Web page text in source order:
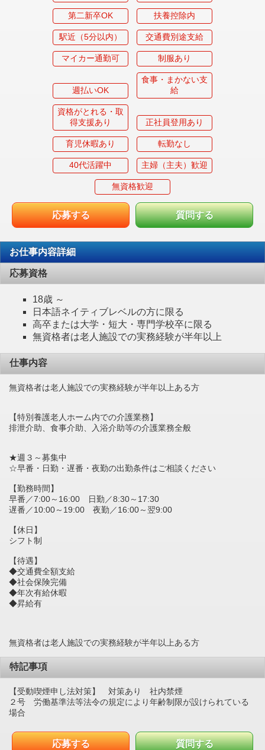
第二新卒OK 扶養控除内
駅近（5分以内） 交通費別途支給
マイカー通勤可 制服あり
週払いOK
食事・まかない支
給
資格がとれる・取
得支援あり
正社員登用あり
育児休暇あり 転勤なし
40代活躍中 主婦（主夫）歓迎
無資格歓迎
応募する 質問する
お仕事内容詳細
応募資格
18歳 ～
日本語ネイティブレベルの方に限る
高卒または大学・短大・専門学校卒に限る
無資格者は老人施設での実務経験が半年以上
仕事内容
無資格者は老人施設での実務経験が半年以上ある方
【特別養護老人ホーム内での介護業務】
排泄介助、食事介助、入浴介助等の介護業務全般
★週３～募集中
☆早番・日勤・遅番・夜勤の出勤条件はご相談ください
【勤務時間】
早番／7:00～16:00 日勤／8:30～17:30
遅番／10:00～19:00 夜勤／16:00～翌9:00
【休日】
シフト制
【待遇】
◆交通費全額支給
◆社会保険完備
◆年次有給休暇
◆昇給有
無資格者は老人施設での実務経験が半年以上ある方
特記事項
【受動喫煙申し法対策】 対策あり 社内禁煙
２号 労働基準法等法令の規定により年齢制限が設けられている
場合
応募する 質問する